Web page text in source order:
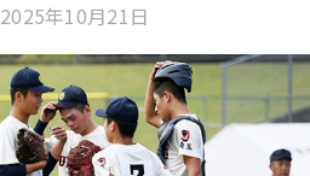
2025年10月21日